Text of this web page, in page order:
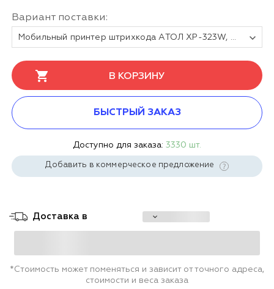
Вариант поставки:
Мобильный принтер штрихкода АТОЛ XP-323W, термопечать, OLED, 203 dpi, USB, Wi-Fi, IEEE 802.11 b/g/n/k/r/v, BT, 5.0, серый, ширина печати 72 мм, скорость печати 70 мм/с
В КОРЗИНУ
БЫСТРЫЙ ЗАКАЗ
Доступно для заказа: 3330 шт.
Добавить в коммерческое предложение
Доставка в
*Стоимость может поменяться и зависит от точного адреса,
стоимости и веса заказа